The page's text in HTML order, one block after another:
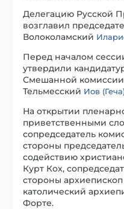
Делегацию Русской
возглавил
Волоколамский
Перед началом
утвердили
Смешанной комиссии
Тельмесский Иов
На открытии
приветственными
сопредседатель
стороны
содействию
Курт Кох,
стороны
католический
Форте.